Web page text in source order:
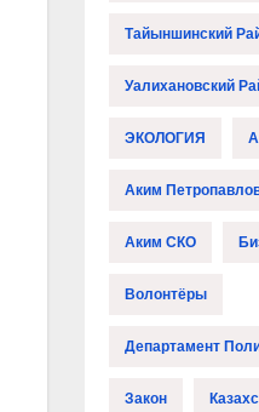
Тайыншинский
Уалихановский
ЭКОЛОГИЯ
Аким
Аким СКО
Волонтёры
Департамент
Закон